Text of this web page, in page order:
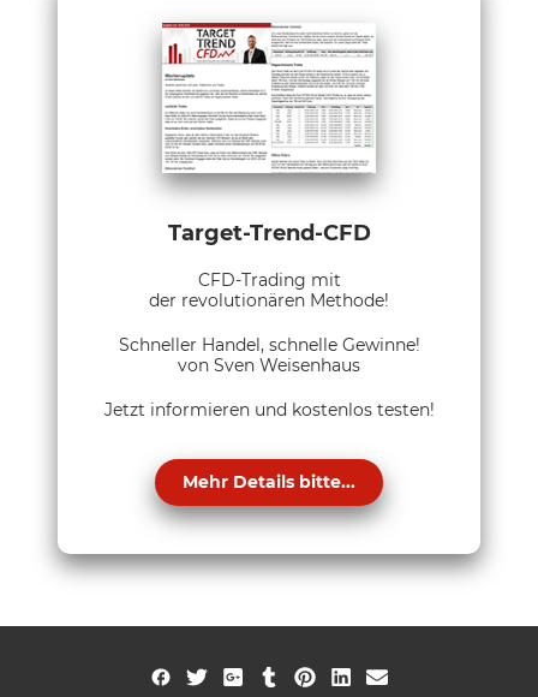
Target-Trend-CFD
CFD-Trading mit
der revolutionären Methode!
Schneller Handel, schnelle Gewinne!
von Sven Weisenhaus
Jetzt informieren und kostenlos testen!
Mehr Details bitte...